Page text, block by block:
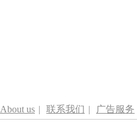
About us | 联系我们 | 广告服务